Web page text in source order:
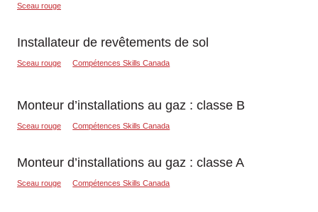
Sceau rouge
Installateur de revêtements de sol
Sceau rouge Compétences Skills Canada
Monteur d’installations au gaz : classe B
Sceau rouge Compétences Skills Canada
Monteur d’installations au gaz : classe A
Sceau rouge Compétences Skills Canada